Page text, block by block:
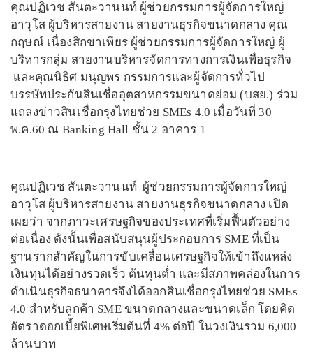
FOLLOW USKrungthai SME​
คุณปฏิเวช สันตะวานนท์ ผู้ช่วยกรรมการผู้จัดการใหญ่
อาวุโส ผู้บริหารสายงาน สายงานธุรกิจขนาดกลาง คุณ
กฤษณ์ เนื่องสิกขาเพียร ผู้ช่วยกรรมการผู้จัดการใหญ่ ผู้
บริหารกลุ่ม สายงานบริหารจัดการทางการเงินเพื่อธุรกิจ
และคุณนิธิศ มนุญพร กรรมการและผู้จัดการทั่วไป
บรรษัทประกันสินเชื่ออุตสาหกรรมขนาดย่อม (บสย.) ร่วม
แถลงข่าวสินเชื่อกรุงไทยช่วย SMEs 4.0 เมื่อวันที่ 30
พ.ค.60 ณ Banking Hall ชั้น 2 อาคาร 1
คุณปฏิเวช สันตะวานนท์ ผู้ช่วยกรรมการผู้จัดการใหญ่
อาวุโส ผู้บริหารสายงาน สายงานธุรกิจขนาดกลาง เปิด
เผยว่า จากภาวะเศรษฐกิจของประเทศที่เริ่มฟื้นตัวอย่าง
ต่อเนื่อง ดังนั้นเพื่อสนับสนุนผู้ประกอบการ SME ที่เป็น
ฐานรากสำคัญในการขับเคลื่อนเศรษฐกิจให้เข้าถึงแหล่ง
เงินทุนได้อย่างรวดเร็ว ต้นทุนต่ำ และมีสภาพคล่องในการ
ดำเนินธุรกิจธนาคารจึงได้ออกสินเชื่อกรุงไทยช่วย SMEs
4.0 สำหรับลูกค้า SME ขนาดกลางและขนาดเล็ก โดยคิด
อัตราดอกเบี้ยพิเศษเริ่มต้นที่ 4% ต่อปี ในวงเงินรวม 6,000
ล้านบาท